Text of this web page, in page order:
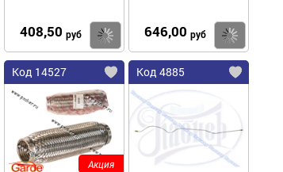
408,50 руб Купить
646,00 руб
Код 14527
Акция
Код 4885